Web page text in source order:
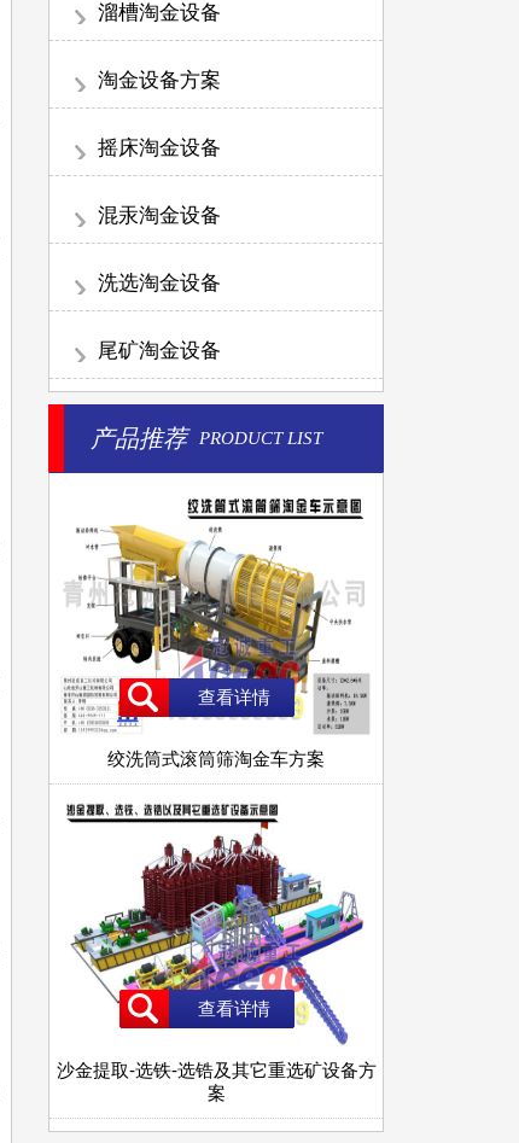
溜槽淘金设备
淘金设备方案
摇床淘金设备
混汞淘金设备
洗选淘金设备
尾矿淘金设备
产品推荐 PRODUCT LIST
绞洗筒式滚筒筛淘金车方案
查看详情
沙金提取-选铁-选锆及其它重选矿设备方
案
查看详情